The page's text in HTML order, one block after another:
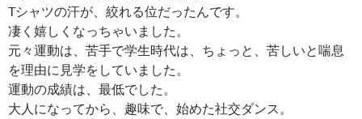
Tシャツの汗が、絞れる位だったんです。
凄く嬉しくなっちゃいました。
元々運動は、苦手で学生時代は、ちょっと、苦しいと喘息
を理由に見学をしていました。
運動の成績は、最低でした。
大人になってから、趣味で、始めた社交ダンス。